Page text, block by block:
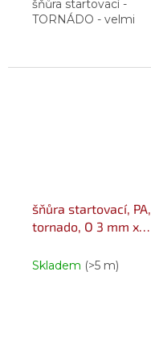
šňůra startovací -
TORNÁDO - velmi
pevnost a tažnost -
šňůra startovací, PA,
tornado, O 3 mm x
Skladem (>5 m)